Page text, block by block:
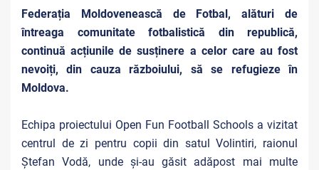
Federația Moldovenească de Fotbal, alături de
întreaga comunitate fotbalistică din republică,
continuă acțiunile de susținere a celor care au fost
nevoiți, din cauza războiului, să se refugieze în
Moldova.
Echipa proiectului Open Fun Football Schools a vizitat
centrul de zi pentru copii din satul Volintiri, raionul
Ștefan Vodă, unde și-au găsit adăpost mai multe